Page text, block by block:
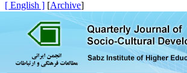
[
Archive
]
[ English ]